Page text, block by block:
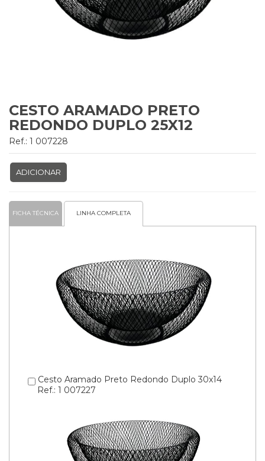
CESTO ARAMADO PRETO
REDONDO DUPLO 25X12
Ref.: 1 007228
ADICIONAR
FICHA TÉCNICA LINHA COMPLETA
Cesto Aramado Preto Redondo Duplo 30x14
Ref.: 1 007227